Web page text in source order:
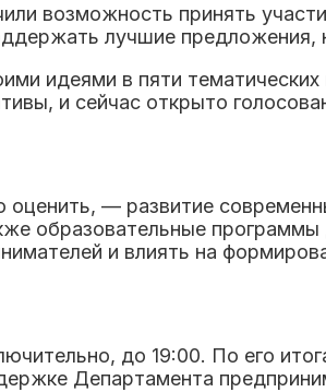
возможность принять
лучшие
идеями в пяти
и сейчас открыто
— развитие
образовательные
и влиять на
до 19:00. По его
Департамента